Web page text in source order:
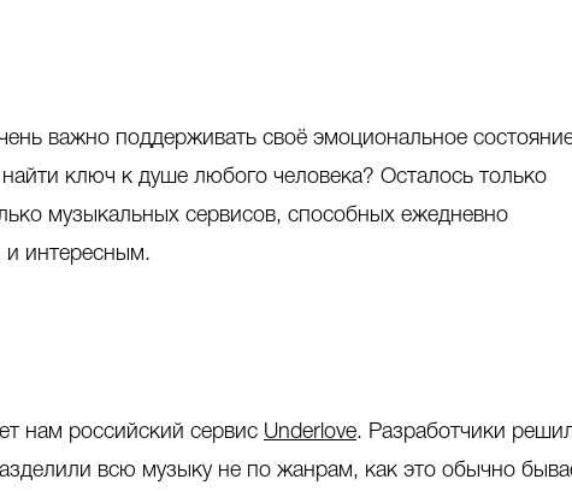
важно поддерживать своё эмоциональное
ключ к душе любого человека? Осталось только
музыкальных сервисов, способных ежедневно
и интересным.
нам российский сервис Underlove. Разработчики
всю музыку не по жанрам, как это обычно